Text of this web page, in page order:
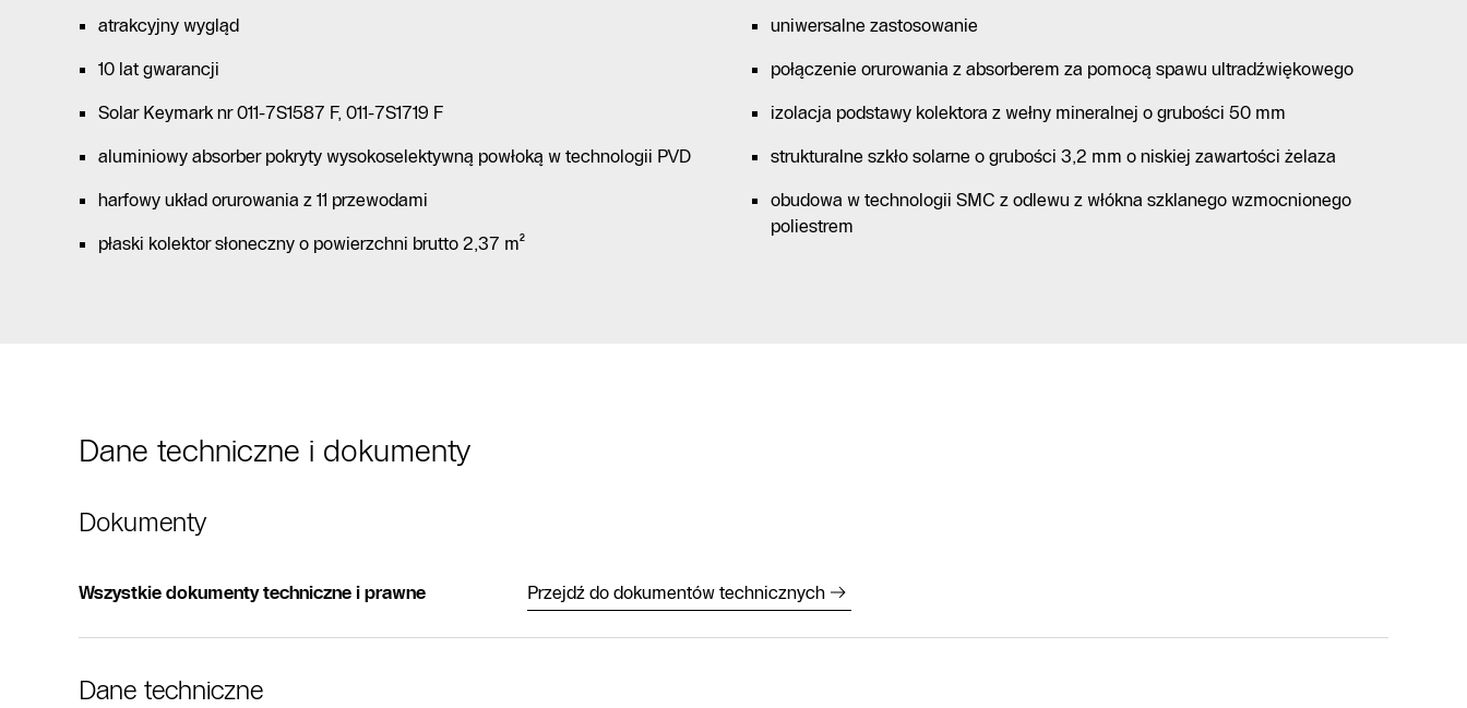
atrakcyjny wygląd
10 lat gwarancji
Solar Keymark nr 011-7S1587 F, 011-7S1719 F
aluminiowy absorber pokryty wysokoselektywną powłoką w technologii PVD
harfowy układ orurowania z 11 przewodami
płaski kolektor słoneczny o powierzchni brutto 2,37 m²
uniwersalne zastosowanie
połączenie orurowania z absorberem za pomocą spawu ultradźwiękowego
izolacja podstawy kolektora z wełny mineralnej o grubości 50 mm
strukturalne szkło solarne o grubości 3,2 mm o niskiej zawartości żelaza
obudowa w technologii SMC z odlewu z włókna szklanego wzmocnionego
poliestrem
Dane techniczne i dokumenty
Dokumenty
Wszystkie dokumenty techniczne i prawne Przejdź do dokumentów technicznych
Dane techniczne